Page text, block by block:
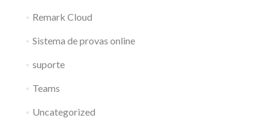
Remark Cloud
Sistema de provas online
suporte
Teams
Uncategorized